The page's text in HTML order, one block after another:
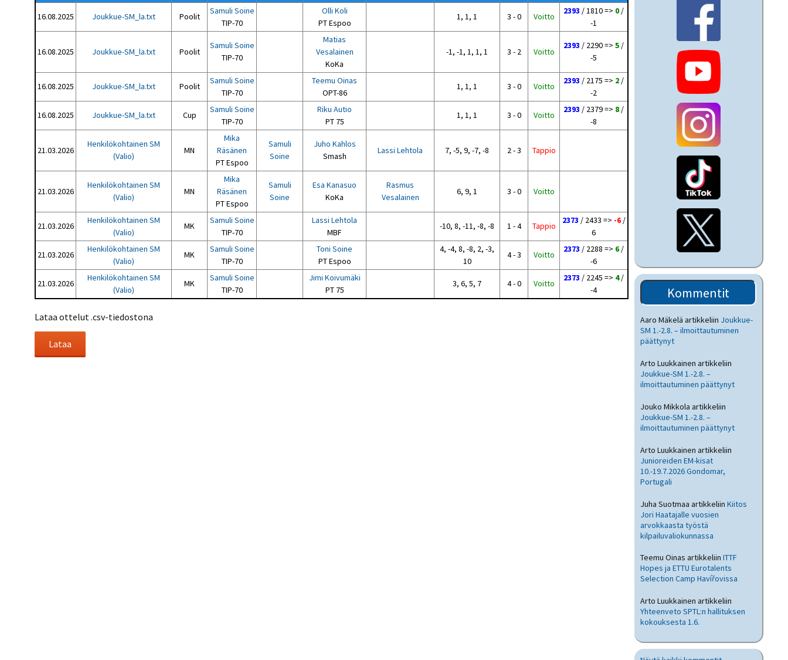
16.08.2025 Joukkue-SM_la.txt Poolit
Samuli Soine
TIP-70
Olli Koli
PT Espoo
1, 1, 1 3 - 0 Voitto
2393 / 1810 => 0 /
-1
16.08.2025 Joukkue-SM_la.txt Poolit
Samuli Soine
TIP-70
Matias
Vesalainen
KoKa
-1, -1, 1, 1, 1 3 - 2 Voitto
2393 / 2290 => 5 /
-5
16.08.2025 Joukkue-SM_la.txt Poolit
Samuli Soine
TIP-70
Teemu Oinas
OPT-86
1, 1, 1 3 - 0 Voitto
2393 / 2175 => 2 /
-2
16.08.2025 Joukkue-SM_la.txt Cup
Samuli Soine
TIP-70
Riku Autio
PT 75
1, 1, 1 3 - 0 Voitto
2393 / 2379 => 8 /
-8
21.03.2026
Henkilökohtainen SM
(Valio)
MN
Mika
Räsänen
PT Espoo
Samuli
Soine
Juho Kahlos
Smash
Lassi Lehtola 7, -5, 9, -7, -8 2 - 3 Tappio
21.03.2026
Henkilökohtainen SM
(Valio)
MN
Mika
Räsänen
PT Espoo
Samuli
Soine
Esa Kanasuo
KoKa
Rasmus
Vesalainen
6, 9, 1 3 - 0 Voitto
21.03.2026
Henkilökohtainen SM
(Valio)
MK
Samuli Soine
TIP-70
Lassi Lehtola
MBF
-10, 8, -11, -8, -8 1 - 4 Tappio
2373 / 2433 => -6/
6
21.03.2026
Henkilökohtainen SM
(Valio)
MK
Samuli Soine
TIP-70
Toni Soine
PT Espoo
4, -4, 8, -8, 2, -3,
10
4 - 3 Voitto
2373 / 2288 => 6 /
-6
21.03.2026
Henkilökohtainen SM
(Valio)
MK
Samuli Soine
TIP-70
Jimi Koivumäki
PT 75
3, 6, 5, 7 4 - 0 Voitto
2373 / 2245 => 4/
-4
Lataa ottelut .csv-tiedostona
Kommentit
Aaro Mäkelä artikkeliin Joukkue-
SM 1.-2.8. – ilmoittautuminen
päättynyt
Arto Luukkainen artikkeliin
Joukkue-SM 1.-2.8. –
ilmoittautuminen päättynyt
Jouko Mikkola artikkeliin
Joukkue-SM 1.-2.8. –
ilmoittautuminen päättynyt
Arto Luukkainen artikkeliin
Junioreiden EM-kisat
10.-19.7.2026 Gondomar,
Portugali
Juha Suotmaa artikkeliin Kiitos
Jori Haatajalle vuosien
arvokkaasta työstä
kilpailuvaliokunnassa
Teemu Oinas artikkeliin ITTF
Hopes ja ETTU Eurotalents
Selection Camp Havířovissa
Arto Luukkainen artikkeliin
Yhteenveto SPTL:n hallituksen
kokouksesta 1.6.